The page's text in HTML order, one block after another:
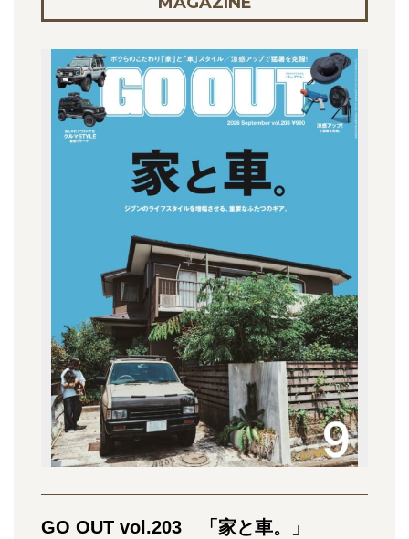
GO OUT vol.203 「家と車。」